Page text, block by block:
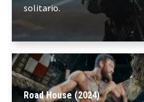
solitario.
Road House (2024)